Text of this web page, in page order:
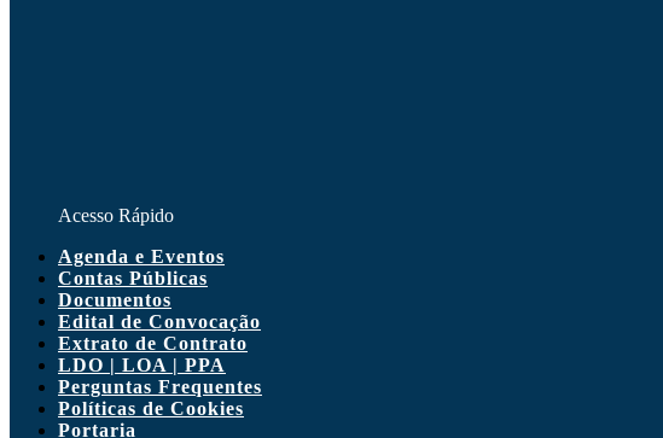
Acesso Rápido
Agenda e Eventos
Contas Públicas
Documentos
Edital de Convocação
Extrato de Contrato
LDO | LOA | PPA
Perguntas Frequentes
Políticas de Cookies
Portaria